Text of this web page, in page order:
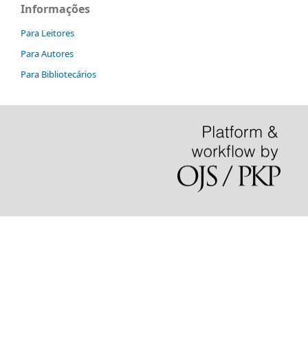
Informações
Para Leitores
Para Autores
Para Bibliotecários